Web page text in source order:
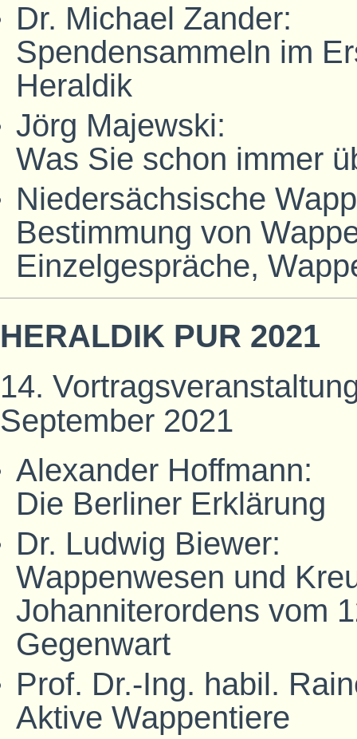
Dr. Michael Zander:
Spendensammeln im
Heraldik
Jörg Majewski:
Was Sie schon immer
Niedersächsische
Bestimmung von
Einzelgespräche,
HERALDIK PUR 2021
14.
September 2021
Alexander Hoffmann:
Die Berliner Erklärung
Dr. Ludwig Biewer:
Wappenwesen und
Johanniterordens vom
Gegenwart
Prof. Dr.-Ing. habil.
Aktive Wappentiere